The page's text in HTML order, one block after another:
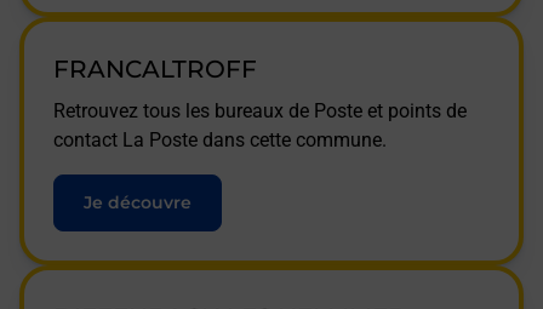
FRANCALTROFF
Retrouvez tous les bureaux de Poste et points de
contact La Poste dans cette commune.
Je découvre